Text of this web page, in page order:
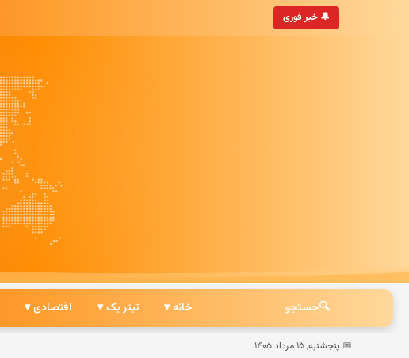
🔔 خبر فوری
• به‌روزترین خبرگزاری ایرانی
🔍جستجو خانه ▾ تیتر یک ▾ اقتصادی ▾
📅 پنجشنبه, ۱۵ مرداد ۱۴۰۵